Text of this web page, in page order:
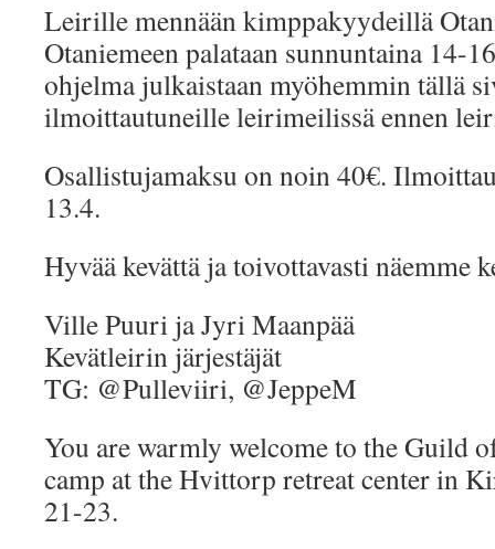
Leirille mennään kimppakyydeillä
Otaniemeen palataan sunnuntaina 14-
ohjelma julkaistaan myöhemmin tällä
ilmoittautuneille leirimeilissä ennen
Osallistujamaksu on noin 40€.
13.4.
Hyvää kevättä ja toivottavasti näemme
Ville Puuri ja Jyri Maanpää
Kevätleirin järjestäjät
TG: @Pulleviiri, @JeppeM
You are warmly welcome to the Guild
camp at the Hvittorp retreat center in
21-23.